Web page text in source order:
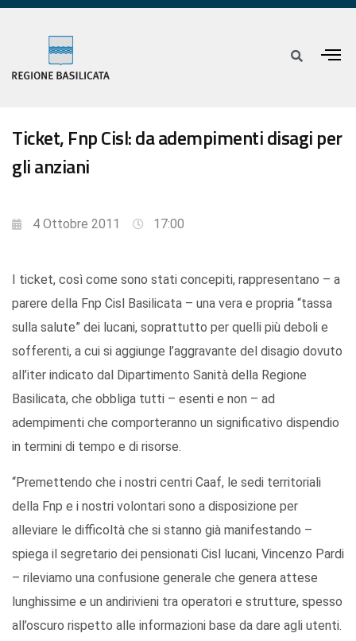
Ticket, Fnp Cisl: da adempimenti disagi per
gli anziani
4 Ottobre 2011 17:00
I ticket, così come sono stati concepiti, rappresentano – a
parere della Fnp Cisl Basilicata – una vera e propria “tassa
sulla salute” dei lucani, soprattutto per quelli più deboli e
sofferenti, a cui si aggiunge l’aggravante del disagio dovuto
all’iter indicato dal Dipartimento Sanità della Regione
Basilicata, che obbliga tutti – esenti e non – ad
adempimenti che comporteranno un significativo dispendio
in termini di tempo e di risorse.
“Premettendo che i nostri centri Caaf, le sedi territoriali
della Fnp e i nostri volontari sono a disposizione per
alleviare le difficoltà che si stanno già manifestando –
spiega il segretario dei pensionati Cisl lucani, Vincenzo Pardi
– rileviamo una confusione generale che genera attese
lunghissime e un andirivieni tra operatori e strutture, spesso
all’oscuro rispetto alle informazioni base da dare agli utenti.